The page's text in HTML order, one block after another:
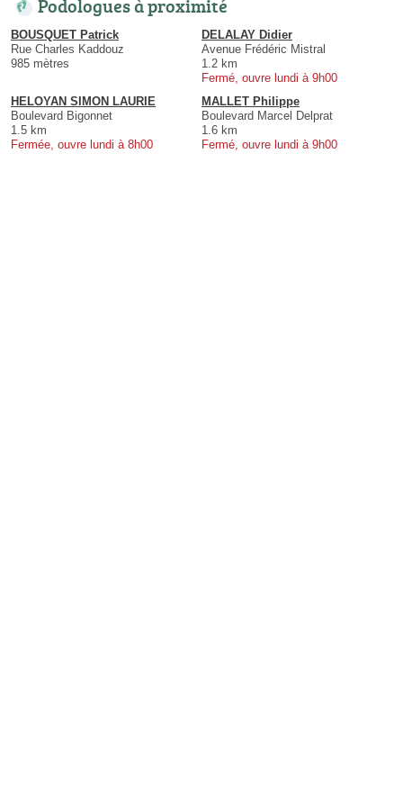
Podologues à proximité
BOUSQUET Patrick
Rue Charles Kaddouz
985 mètres
DELALAY Didier
Avenue Frédéric Mistral
1.2 km
Fermé, ouvre lundi à 9h00
HELOYAN SIMON LAURIE
Boulevard Bigonnet
1.5 km
Fermée, ouvre lundi à 8h00
MALLET Philippe
Boulevard Marcel Delprat
1.6 km
Fermé, ouvre lundi à 9h00